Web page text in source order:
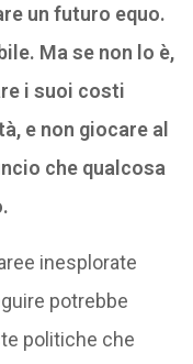
un futuro equo.
Ma se non lo è,
i suoi costi
e non giocare al
che qualcosa
inesplorate
potrebbe
politiche che